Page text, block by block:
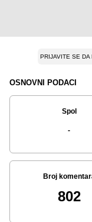
PRIJAVITE SE DA
OSNOVNI PODACI
Spol
-
Broj
802